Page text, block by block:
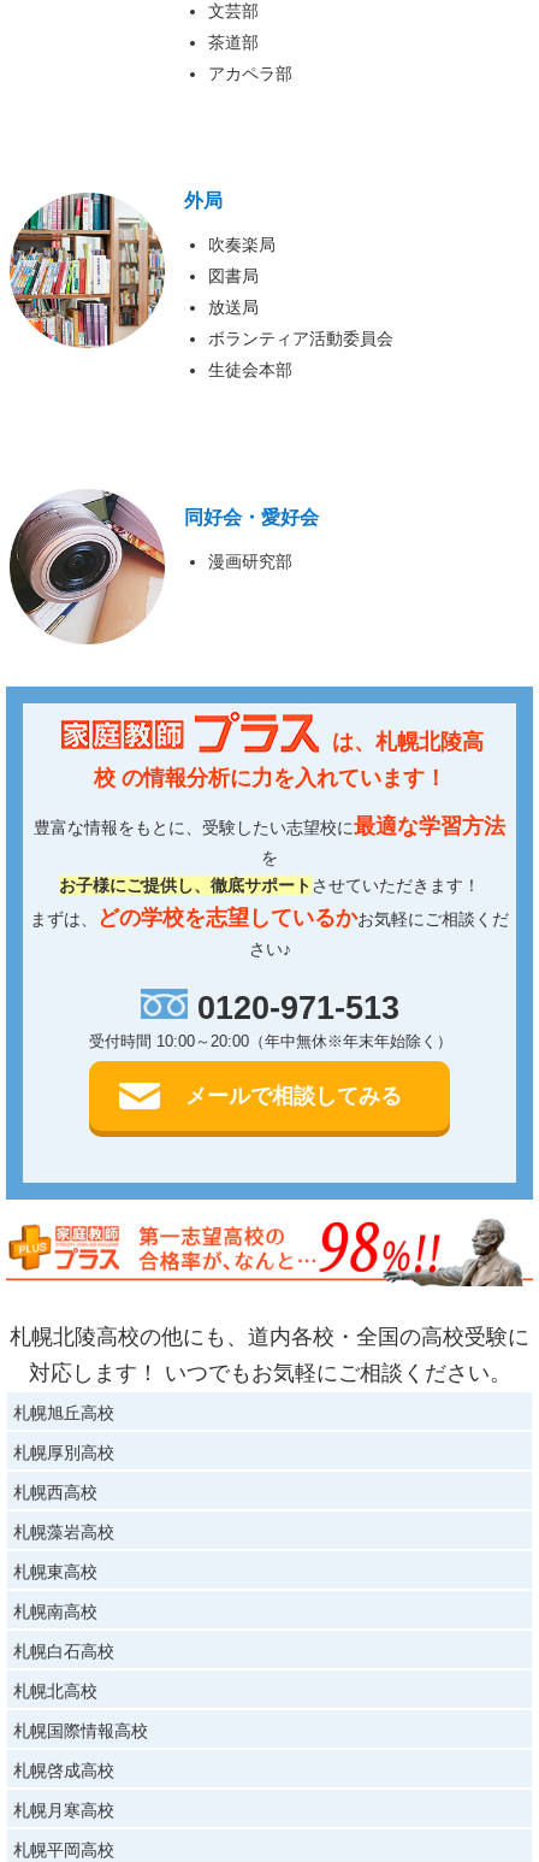
文芸部
茶道部
アカペラ部
外局
吹奏楽局
図書局
放送局
ボランティア活動委員会
生徒会本部
同好会・愛好会
漫画研究部
は、 札幌北陵高
校の情報分析に力を入れています！
豊富な情報をもとに、受験したい志望校に最適な学習方法
を
お子様にご提供し、徹底サポートさせていただきます！
まずは、
どの学校を志望しているかお気軽にご相談くだ
さい♪
0120-971-513
受付時間 10:00～20:00（年中無休※年末年始除く）
メールで相談してみる
札幌北陵高校の他にも、道内各校・全国の高校受験に
対応します！ いつでもお気軽にご相談ください。
札幌旭丘高校
札幌厚別高校
札幌西高校
札幌藻岩高校
札幌東高校
札幌南高校
札幌白石高校
札幌北高校
札幌国際情報高校
札幌啓成高校
札幌月寒高校
札幌平岡高校